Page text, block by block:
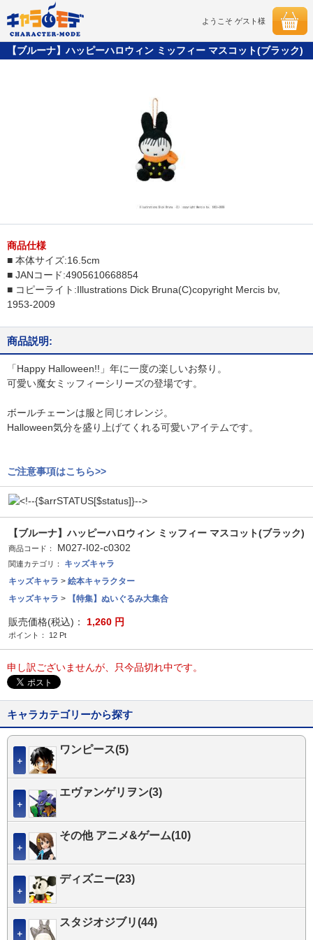
ようこそ ゲスト様
【ブルーナ】ハッピーハロウィン ミッフィー マスコット(ブラック)
商品仕様
■ 本体サイズ:16.5cm
■ JANコード:4905610668854
■ コピーライト:Illustrations Dick Bruna(C)copyright Mercis bv,
1953-2009
商品説明:
「Happy Halloween!!」年に一度の楽しいお祭り。
可愛い魔女ミッフィーシリーズの登場です。
ボールチェーンは服と同じオレンジ。
Halloween気分を盛り上げてくれる可愛いアイテムです。
ご注意事項はこちら>>
【ブルーナ】ハッピーハロウィン ミッフィー マスコット(ブラック)
商品コード： M027-I02-c0302
関連カテゴリ：
キッズキャラ
キッズキャラ > 絵本キャラクター
キッズキャラ > 【特集】ぬいぐるみ大集合
販売価格(税込)： 1,260 円
ポイント： 12 Pt
申し訳ございませんが、只今品切れ中です。
キャラカテゴリーから探す
＋
ワンピース(5)
＋
エヴァンゲリヲン(3)
＋
その他 アニメ&ゲーム(10)
＋
ディズニー(23)
＋
スタジオジブリ(44)